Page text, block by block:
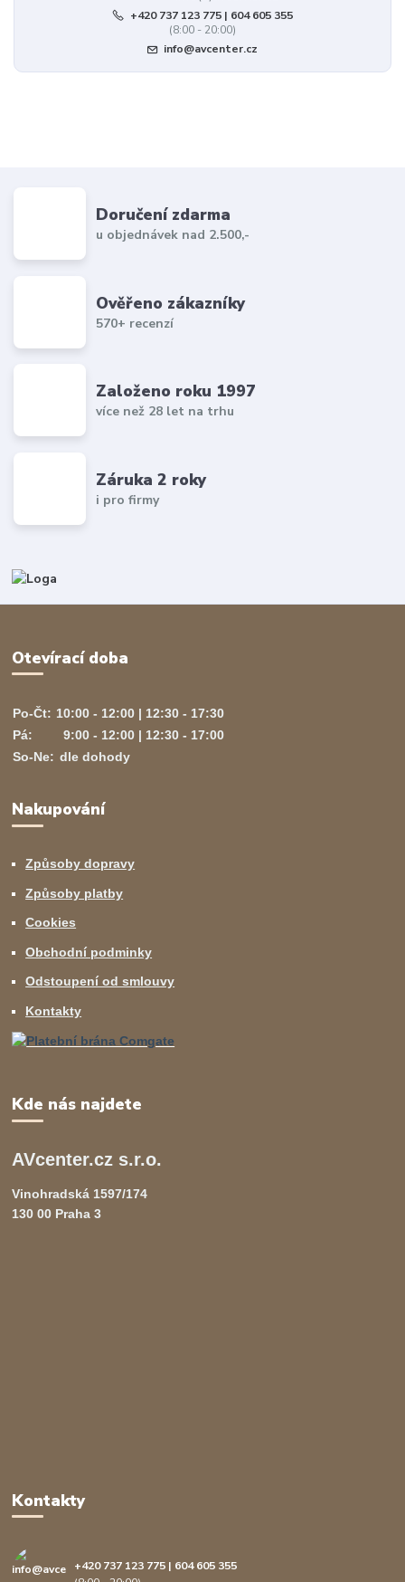
+420 737 123 775 | 604 605 355
(8:00 - 20:00)
info@avcenter.cz
Doručení zdarma
u objednávek nad 2.500,-
Ověřeno zákazníky
570+ recenzí
Založeno roku 1997
více než 28 let na trhu
Záruka 2 roky
i pro firmy
Otevírací doba
Po-Čt: 10:00 - 12:00 | 12:30 - 17:30
Pá:
9:00 - 12:00 | 12:30 - 17:00
So-Ne: dle dohody
Nakupování
Způsoby dopravy
Způsoby platby
Cookies
Obchodní podminky
Odstoupení od smlouvy
Kontakty
Kde nás najdete
AVcenter.cz s.r.o.
Vinohradská 1597/174
130 00 Praha 3
Kontakty
+420 737 123 775 | 604 605 355